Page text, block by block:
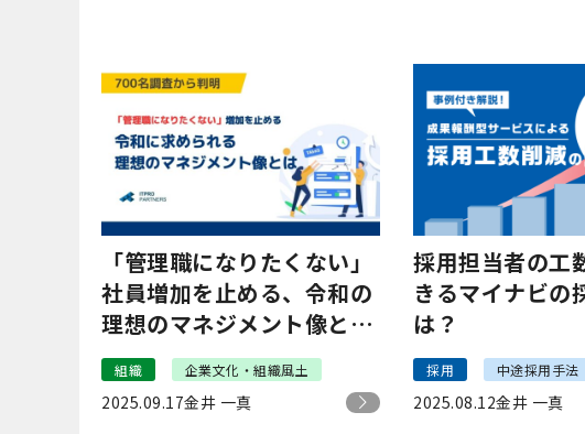
「管理職になりたくない」
社員増加を止める、令和の
理想のマネジメント像とは
｜Hajimari有賀
組織 企業文化・組織風土
2025.09.17金井 一真
採用担当者の工
きるマイナビの
は？
採用 中途採用手法
2025.08.12金井 一真